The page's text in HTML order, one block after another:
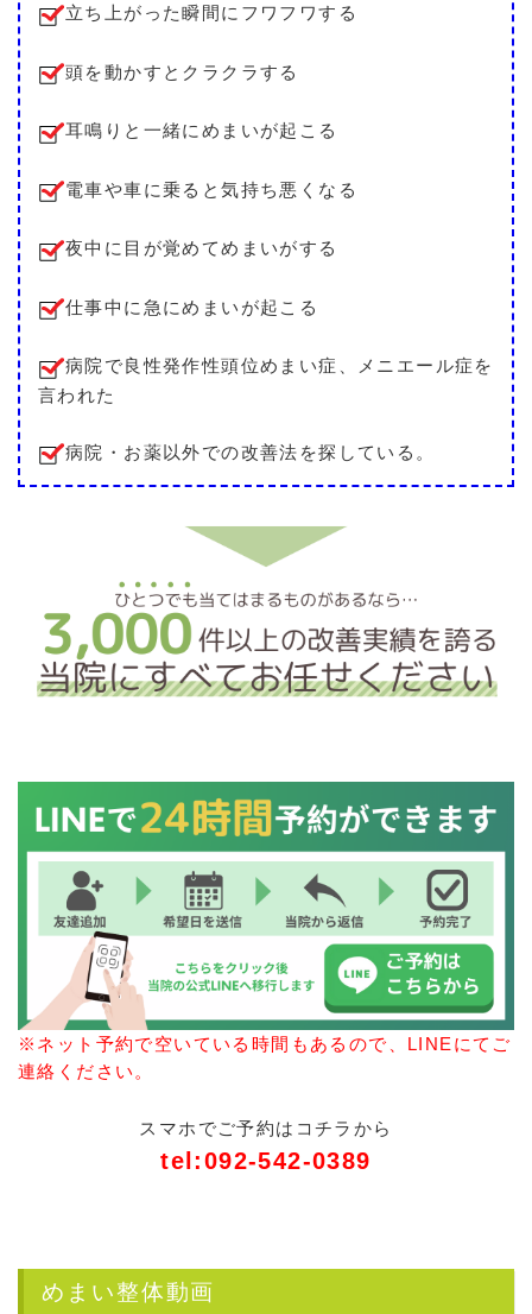
立ち上がった瞬間にフワフワする
頭を動かすとクラクラする
耳鳴りと一緒にめまいが起こる
電車や車に乗ると気持ち悪くなる
夜中に目が覚めてめまいがする
仕事中に急にめまいが起こる
病院で良性発作性頭位めまい症、メニエール症を
言われた
病院・お薬以外での改善法を探している。
※ネット予約で空いている時間もあるので、LINEにてご
連絡ください。
スマホでご予約はコチラから
tel:092-542-0389
めまい整体動画